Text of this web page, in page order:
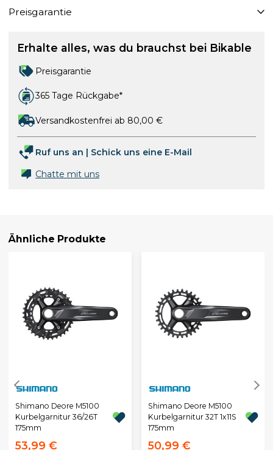
Preisgarantie
Erhalte alles, was du brauchst bei Bikable
Preisgarantie
365 Tage Rückgabe*
Versandkostenfrei ab 80,00 €
Ruf uns an | Schick uns eine E-Mail
Chatte mit uns
Ähnliche Produkte
Shimano Deore M5100
Kurbelgarnitur 36/26T
175mm
53,99 €
Shimano Deore M5100
Kurbelgarnitur 32T 1x11S
175mm
50,99 €